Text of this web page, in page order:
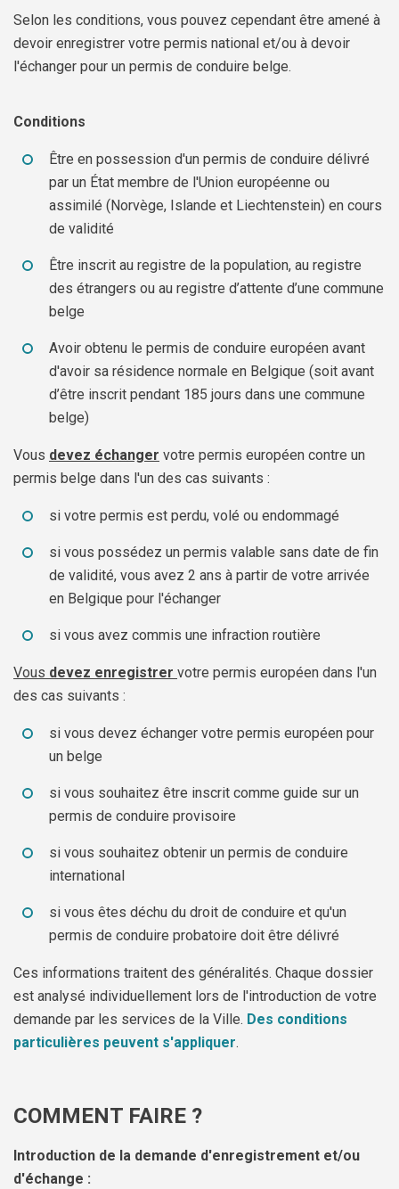
Selon les conditions, vous pouvez cependant être amené à
devoir enregistrer votre permis national et/ou à devoir
l'échanger pour un permis de conduire belge.
Conditions
Être en possession d'un permis de conduire délivré
par un État membre de l'Union européenne ou
assimilé (Norvège, Islande et Liechtenstein) en cours
de validité
Être inscrit au registre de la population, au registre
des étrangers ou au registre d’attente d’une commune
belge
Avoir obtenu le permis de conduire européen avant
d'avoir sa résidence normale en Belgique (soit avant
d’être inscrit pendant 185 jours dans une commune
belge)
Vous devez échanger votre permis européen contre un
permis belge dans l'un des cas suivants :
si votre permis est perdu, volé ou endommagé
si vous possédez un permis valable sans date de fin
de validité, vous avez 2 ans à partir de votre arrivée
en Belgique pour l'échanger
si vous avez commis une infraction routière
Vous devez enregistrer votre permis européen dans l'un
des cas suivants :
si vous devez échanger votre permis européen pour
un belge
si vous souhaitez être inscrit comme guide sur un
permis de conduire provisoire
si vous souhaitez obtenir un permis de conduire
international
si vous êtes déchu du droit de conduire et qu'un
permis de conduire probatoire doit être délivré
Ces informations traitent des généralités. Chaque dossier
est analysé individuellement lors de l'introduction de votre
demande par les services de la Ville. Des conditions
particulières peuvent s'appliquer.
COMMENT FAIRE ?
Introduction de la demande d'enregistrement et/ou
d'échange :